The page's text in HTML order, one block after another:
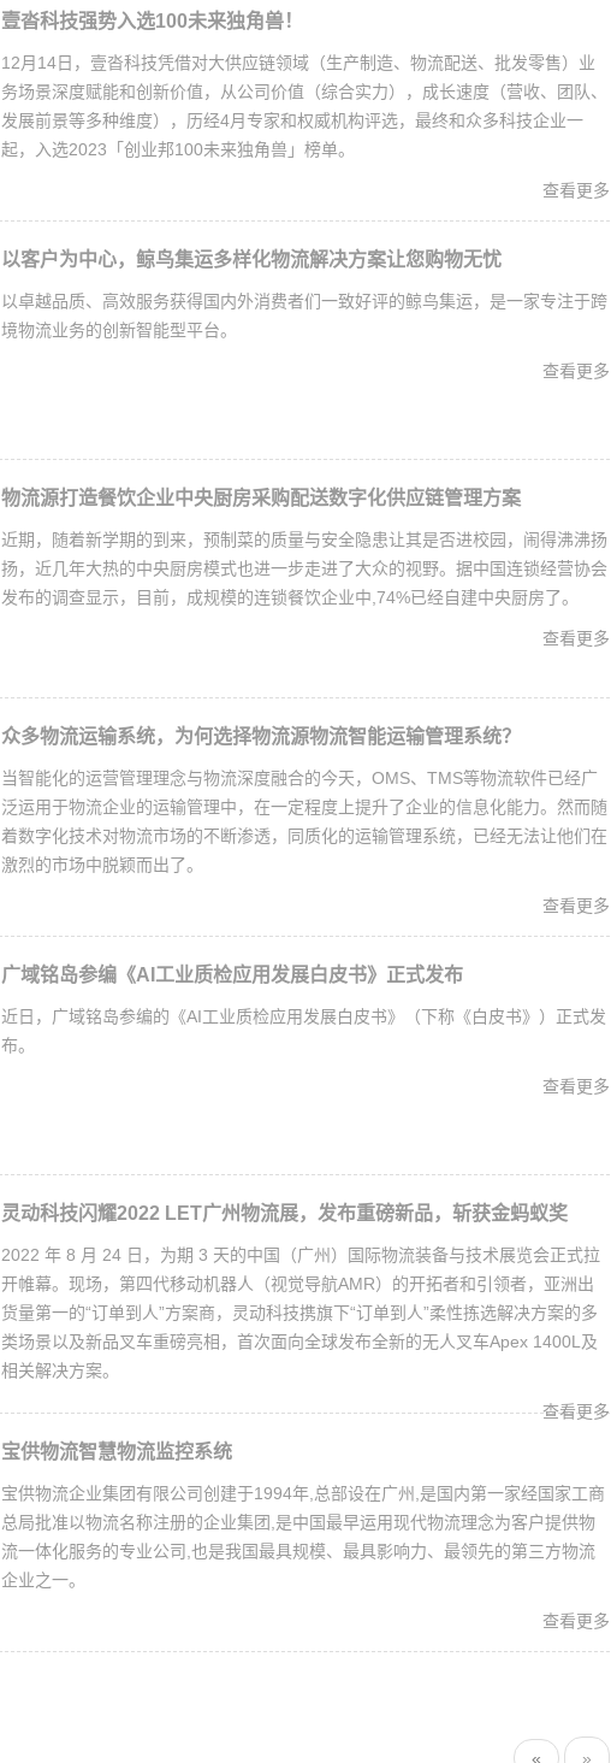
壹沓科技强势入选100未来独角兽！
12月14日，壹沓科技凭借对大供应链领域（生产制造、物流配送、批发零售）业
务场景深度赋能和创新价值，从公司价值（综合实力），成长速度（营收、团队、
发展前景等多种维度），历经4月专家和权威机构评选，最终和众多科技企业一
起，入选2023「创业邦100未来独角兽」榜单。
查看更多
以客户为中心，鲸鸟集运多样化物流解决方案让您购物无忧
以卓越品质、高效服务获得国内外消费者们一致好评的鲸鸟集运，是一家专注于跨
境物流业务的创新智能型平台。
查看更多
物流源打造餐饮企业中央厨房采购配送数字化供应链管理方案
近期，随着新学期的到来，预制菜的质量与安全隐患让其是否进校园，闹得沸沸扬
扬，近几年大热的中央厨房模式也进一步走进了大众的视野。据中国连锁经营协会
发布的调查显示，目前，成规模的连锁餐饮企业中,74%已经自建中央厨房了。
查看更多
众多物流运输系统，为何选择物流源物流智能运输管理系统？
当智能化的运营管理理念与物流深度融合的今天，OMS、TMS等物流软件已经广
泛运用于物流企业的运输管理中，在一定程度上提升了企业的信息化能力。然而随
着数字化技术对物流市场的不断渗透，同质化的运输管理系统，已经无法让他们在
激烈的市场中脱颖而出了。
查看更多
广域铭岛参编《AI工业质检应用发展白皮书》正式发布
近日，广域铭岛参编的《AI工业质检应用发展白皮书》（下称《白皮书》）正式发
布。
查看更多
灵动科技闪耀2022 LET广州物流展，发布重磅新品，斩获金蚂蚁奖
2022 年 8 月 24 日，为期 3 天的中国（广州）国际物流装备与技术展览会正式拉
开帷幕。现场，第四代移动机器人（视觉导航AMR）的开拓者和引领者，亚洲出
货量第一的“订单到人”方案商，灵动科技携旗下“订单到人”柔性拣选解决方案的多
类场景以及新品叉车重磅亮相，首次面向全球发布全新的无人叉车Apex 1400L及
相关解决方案。
查看更多
宝供物流智慧物流监控系统
宝供物流企业集团有限公司创建于1994年,总部设在广州,是国内第一家经国家工商
总局批准以物流名称注册的企业集团,是中国最早运用现代物流理念为客户提供物
流一体化服务的专业公司,也是我国最具规模、最具影响力、最领先的第三方物流
企业之一。
查看更多
« »